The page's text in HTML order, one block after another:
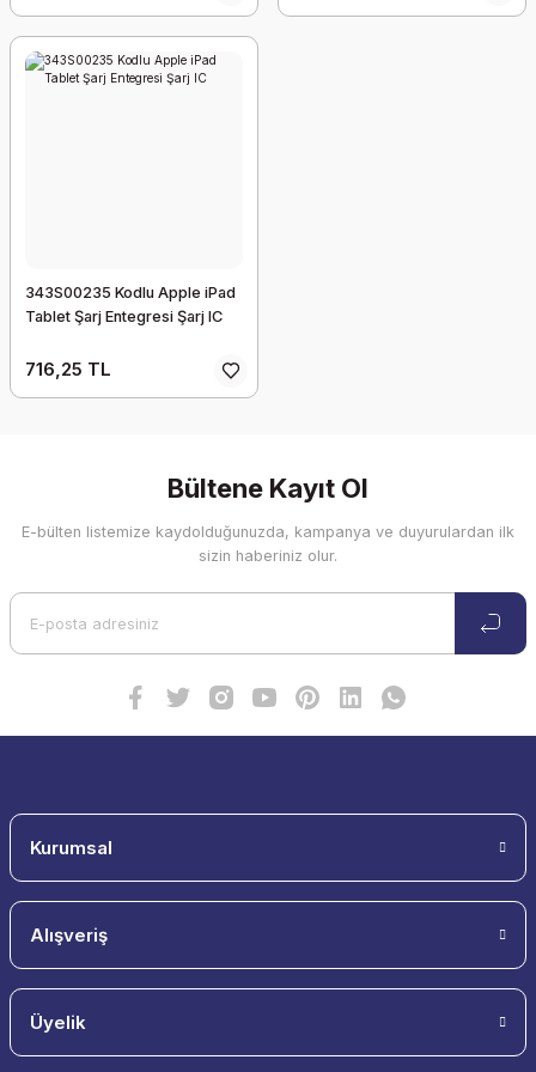
343S00235 Kodlu Apple iPad
Tablet Şarj Entegresi Şarj IC
716,25 TL
Bültene Kayıt Ol
E-bülten listemize kaydolduğunuzda, kampanya ve duyurulardan ilk
sizin haberiniz olur.
Kurumsal
Alışveriş
Üyelik